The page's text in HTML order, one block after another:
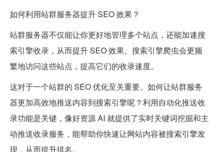
如何利用站群服务器提升 SEO 效果？
站群服务器不仅能让你更好地管理多个站点，还能加速搜
索引擎收录，从而提升 SEO 效果。搜索引擎爬虫会更频
繁地访问这些站点，提高它们的收录速度。
这对于一个站群的 SEO 优化至关重要。如何让站群服务
器更加高效地推送内容到搜索引擎呢？利用自动化推送收
录功能是关键，像好资源 AI 就提供了实时关键词挖掘和主
动推送收录服务，能帮助你快速让网站内容被搜索引擎发
现，从而提升排名。